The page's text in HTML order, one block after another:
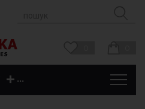
...